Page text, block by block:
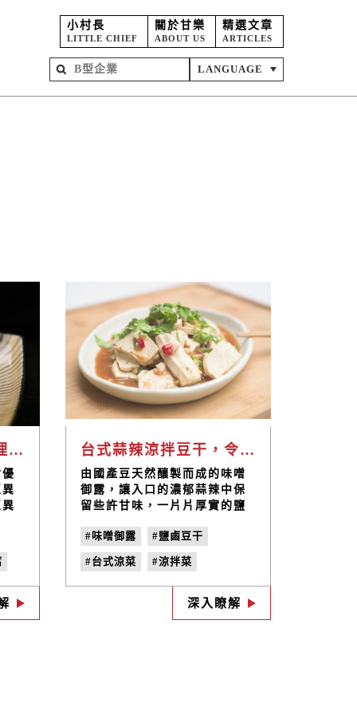
小村長
LITTLE CHIEF
關於甘樂
ABOUT US
精選文章
ARTICLES
LANGUAGE
豆漿和豆腐的創意料理有哪些， 不藏私公開私房料理！
味,
來
味
的
台式蒜辣涼拌豆干，令人懷念的巷口黑白切就是這味｜禾乃川小廚房
由國產豆天然釀製而成的味噌
御露，讓入口的濃郁蒜辣中保
留些許甘味，一片片厚實的鹽
要５分鐘，令人熟悉的台式風
味快速上桌！簡單幾步驟，教
您做出餐桌上的開胃涼拌小
菜，令人熟悉又懷念的正港台
#味噌御露 #鹽鹵豆干
#台式涼菜 #涼拌菜
#清爽開胃料理 #豆干料理
深入瞭解